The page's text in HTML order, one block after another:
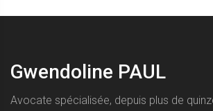
Gwendoline PAUL
Avocate spécialisée, depuis plus de